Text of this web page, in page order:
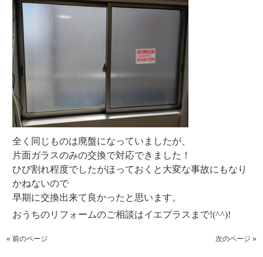
全く同じものは廃盤になっていましたが、
片面ガラスのみの交換で対応できました！
ひび割れ程度でしたがほっておくと大変な事故にもなり
かねないので
早期に交換出来て良かったと思います。
おうちのリフォームのご相談はイエプラスまで!(^^)!
« 前のページ 次のページ »